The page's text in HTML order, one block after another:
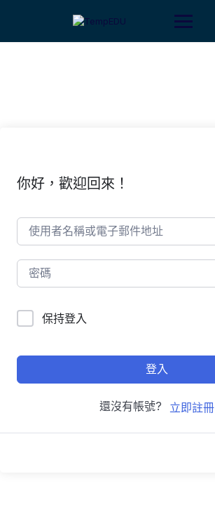
你好，歡迎回來！
保持登入
登入
還沒有帳號? 立即註冊